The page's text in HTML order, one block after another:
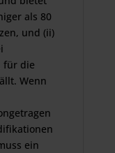
als 80
und (ii)
für die
Wenn
ein